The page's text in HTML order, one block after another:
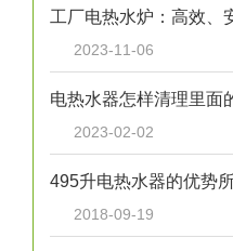
2023-11-06
电热水器怎样清理里面
2023-02-02
495升电热水器的优势
2018-09-19